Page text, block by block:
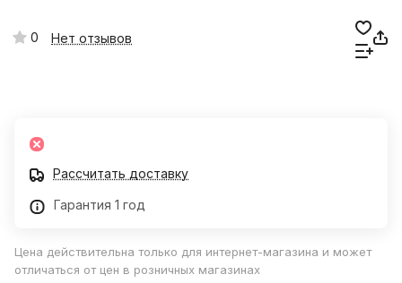
0 Нет отзывов
Рассчитать доставку
Гарантия 1 год
Цена действительна только для интернет-магазина и может
отличаться от цен в розничных магазинах